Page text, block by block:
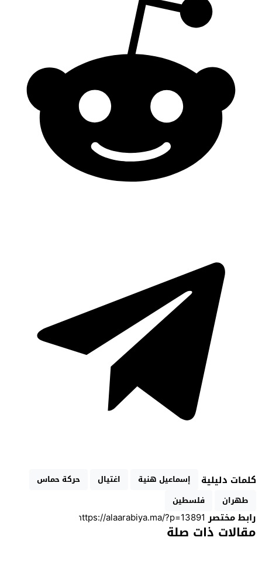
كلمات دليلية إسماعيل هنية اغتيال
حركة حماس
طهران
فلسطين
رابط مختصر
مقالات ذات صلة